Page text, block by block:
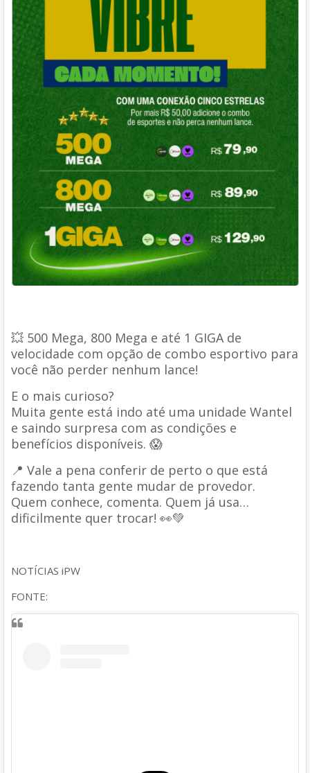
💥 500 Mega, 800 Mega e até 1 GIGA de
velocidade com opção de combo esportivo para
você não perder nenhum lance!
E o mais curioso?
Muita gente está indo até uma unidade Wantel
e saindo surpresa com as condições e
benefícios disponíveis. 😱
📍 Vale a pena conferir de perto o que está
fazendo tanta gente mudar de provedor.
Quem conhece, comenta. Quem já usa…
dificilmente quer trocar! 👀💚
NOTÍCIAS iPW
FONTE: